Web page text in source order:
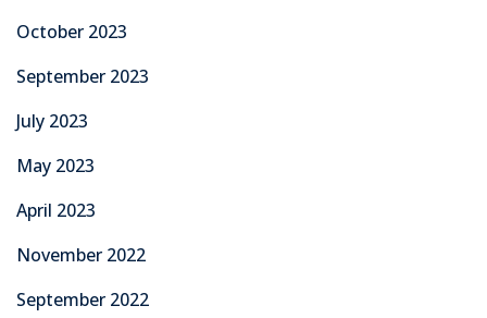
October 2023
September 2023
July 2023
May 2023
April 2023
November 2022
September 2022